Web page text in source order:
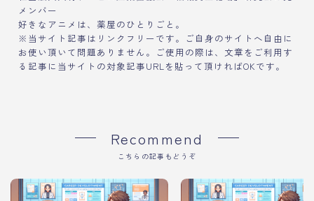
メンバー
好きなアニメは、薬屋のひとりごと。
※当サイト記事はリンクフリーです。ご自身のサイトへ自由に
お使い頂いて問題ありません。ご使用の際は、文章をご利用す
る記事に当サイトの対象記事URLを貼って頂ければOKです。
Recommend
こちらの記事もどうぞ